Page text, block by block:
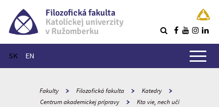
Filozofická fakulta
Katolíckej univerzity
v Ružomberku
SK EN
Hlavné menu
Fakulty Filozofická fakulta
Katedry
Centrum akademickej prípravy
Kto vie, nech učí